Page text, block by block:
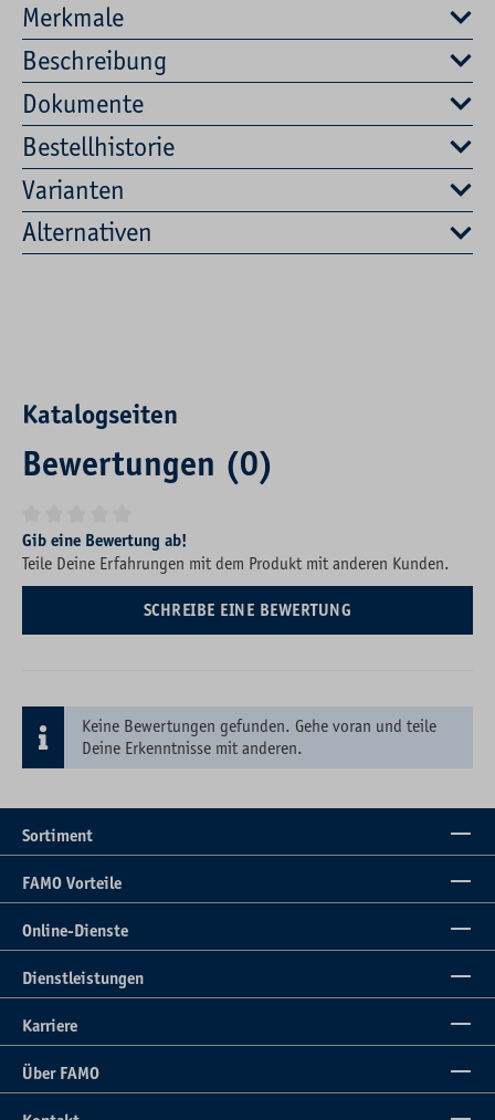
Merkmale
Beschreibung
Dokumente
Bestellhistorie
Varianten
Alternativen
Katalogseiten
Bewertungen (0)
Durchschnittliche Bewertung von 0 von 5 Sternen
Gib eine Bewertung ab!
Teile Deine Erfahrungen mit dem Produkt mit anderen Kunden.
SCHREIBE EINE BEWERTUNG
Keine Bewertungen gefunden. Gehe voran und teile
Deine Erkenntnisse mit anderen.
Sortiment
FAMO Vorteile
Online-Dienste
Dienstleistungen
Karriere
Über FAMO